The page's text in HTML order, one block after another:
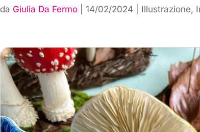
da Giulia Da Fermo |14/02/2024 Illustrazione,